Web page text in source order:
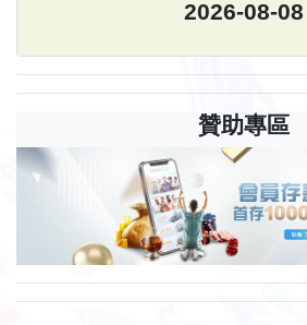
2026-08-08
贊助專區